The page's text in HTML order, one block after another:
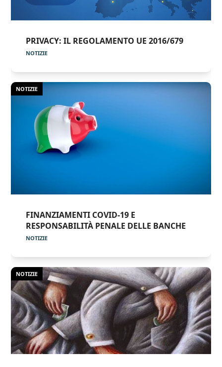
PRIVACY: IL REGOLAMENTO UE 2016/679
NOTIZIE
NOTIZIE
FINANZIAMENTI COVID-19 E
RESPONSABILITÀ PENALE DELLE BANCHE
NOTIZIE
NOTIZIE